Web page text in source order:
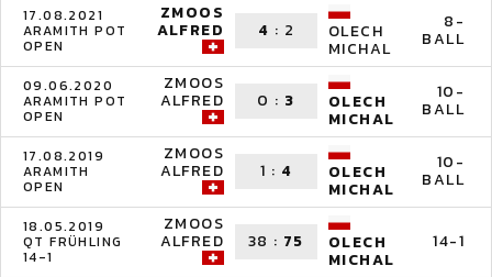
17.08.2021
ARAMITH POT
OPEN
ZMOOS
ALFRED 4 : 2 OLECH
MICHAL
8-
BALL
09.06.2020
ARAMITH POT
OPEN
ZMOOS
ALFRED 0 : 3 OLECH
MICHAL
10-
BALL
17.08.2019
ARAMITH
OPEN
ZMOOS
ALFRED 1 : 4 OLECH
MICHAL
10-
BALL
18.05.2019
QT FRÜHLING
14-1
ZMOOS
ALFRED 38 : 75 OLECH
MICHAL
14-1